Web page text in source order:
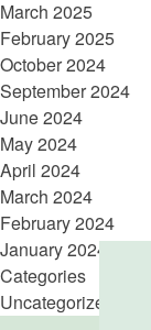
March 2025
February 2025
October 2024
September 2024
June 2024
May 2024
April 2024
March 2024
February 2024
January 2024
Categories
Uncategorized